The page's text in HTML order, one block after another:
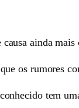
ainda
os rumores
tem